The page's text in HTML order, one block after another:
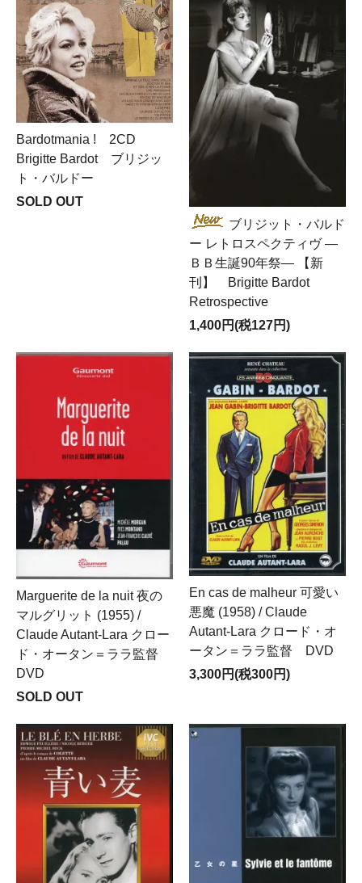
Bardotmania ! 2CD
Brigitte Bardot ブリジッ
ト・バルドー
SOLD OUT
ブリジット・バルド
ー レトロスペクティヴ ―
ＢＢ生誕90年祭― 【新
刊】 Brigitte Bardot
Retrospective
1,400円(税127円)
Marguerite de la nuit 夜の
マルグリット (1955) /
Claude Autant-Lara クロー
ド・オータン＝ララ監督
DVD
SOLD OUT
En cas de malheur 可愛い
悪魔 (1958) / Claude
Autant-Lara クロード・オ
ータン＝ララ監督 DVD
3,300円(税300円)